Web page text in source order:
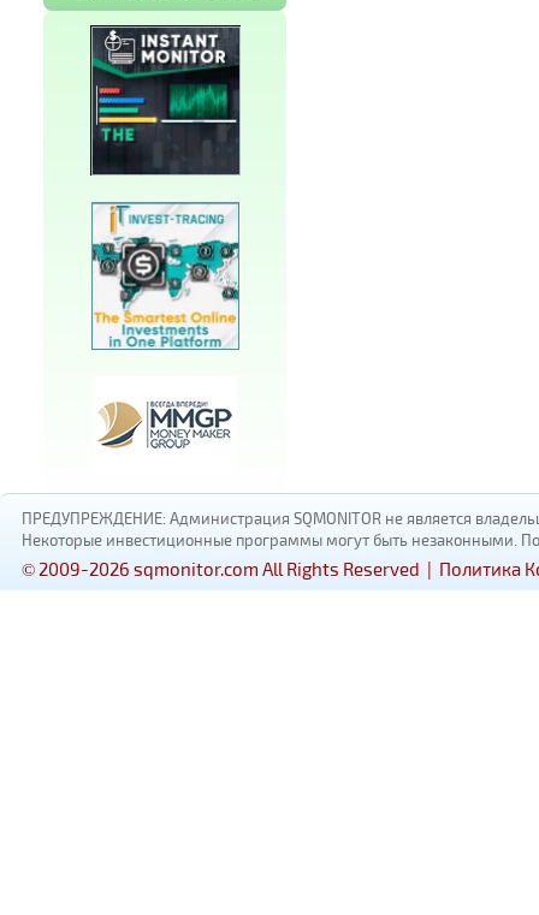
ПРЕДУПРЕЖДЕНИЕ: Администрация SQMONITOR не является
Некоторые инвестиционные программы могут быть незаконными.
© 2009-2026 sqmonitor.com All Rights Reserved | Политика